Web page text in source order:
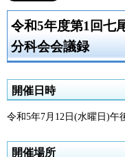
令和5年度第1回七
分科会会議録
開催日時
令和5年7月12日(水曜日)午
開催場所